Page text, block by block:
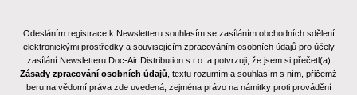
Odesláním registrace k Newsletteru souhlasím se zasíláním obchodních sdělení
elektronickými prostředky a souvisejícím zpracováním osobních údajů pro účely
zasílání Newsletteru Doc-Air Distribution s.r.o. a potvrzuji, že jsem si přečetl(a)
Zásady zpracování osobních údajů , textu rozumím a souhlasím s ním, přičemž
beru na vědomí práva zde uvedená, zejména právo na námitky proti provádění